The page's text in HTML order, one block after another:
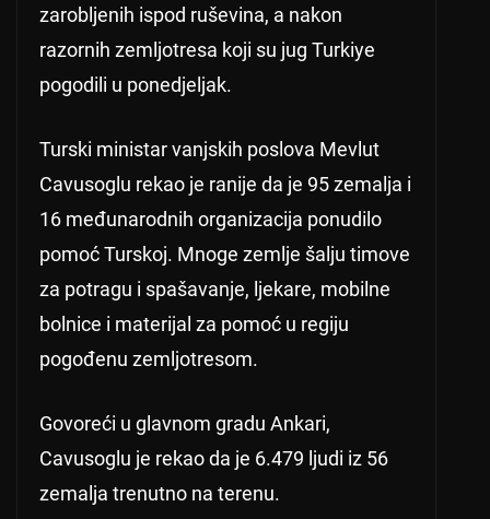
zarobljenih ispod ruševina, a nakon
razornih zemljotresa koji su jug Turkiye
pogodili u ponedjeljak.
Turski ministar vanjskih poslova Mevlut
Cavusoglu rekao je ranije da je 95 zemalja i
16 međunarodnih organizacija ponudilo
pomoć Turskoj. Mnoge zemlje šalju timove
za potragu i spašavanje, ljekare, mobilne
bolnice i materijal za pomoć u regiju
pogođenu zemljotresom.
Govoreći u glavnom gradu Ankari,
Cavusoglu je rekao da je 6.479 ljudi iz 56
zemalja trenutno na terenu.